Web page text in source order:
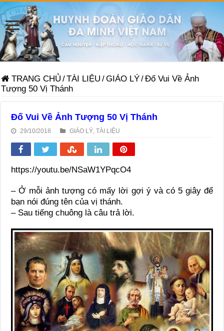
TRANG CHỦ /TÀI LIỆU /GIÁO LÝ/Đố Vui Về Ảnh
Tượng 50 Vị Thánh
Đố Vui Về Ảnh Tượng 50 Vị Thánh
29/10/2018 GIÁO LÝ ,TÀI LIỆU
https://youtu.be/NSaW1YPqcO4
– Ở mỗi ảnh tượng có mấy lời gợi ý và có 5 giây để
bạn nói đúng tên của vị thánh.
– Sau tiếng chuông là câu trả lời.